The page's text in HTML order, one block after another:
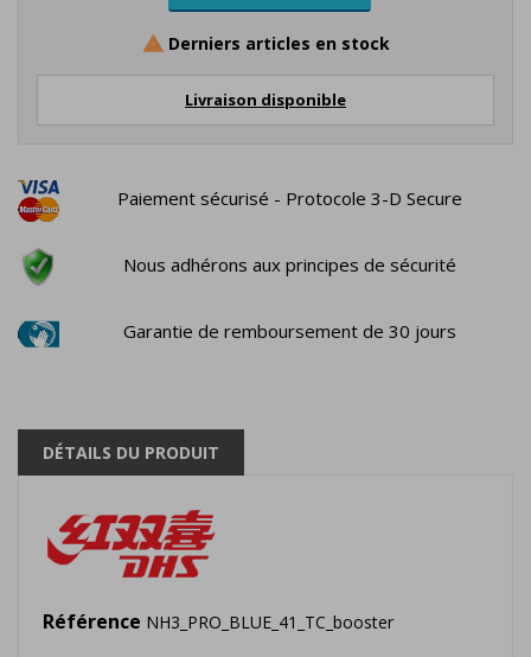
 Derniers articles en stock
Livraison disponible
Paiement sécurisé - Protocole 3-D Secure
Nous adhérons aux principes de sécurité
Garantie de remboursement de 30 jours
DÉTAILS DU PRODUIT
Référence NH3_PRO_BLUE_41_TC_booster